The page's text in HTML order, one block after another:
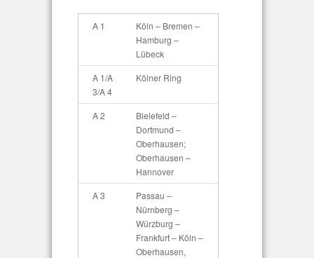
A 1
Köln – Bremen –
Hamburg –
Lübeck
A 1/A
3/A 4
Kölner Ring
A 2
Bielefeld –
Dortmund –
Oberhausen;
Oberhausen –
Hannover
A 3
Passau –
Nürnberg –
Würzburg –
Frankfurt – Köln –
Oberhausen,